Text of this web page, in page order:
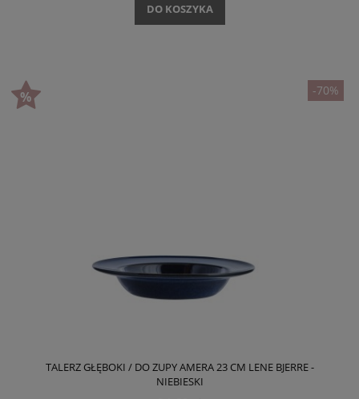
DO KOSZYKA
TALERZ GŁĘBOKI / DO ZUPY AMERA 23 CM LENE BJERRE -
NIEBIESKI
-70%